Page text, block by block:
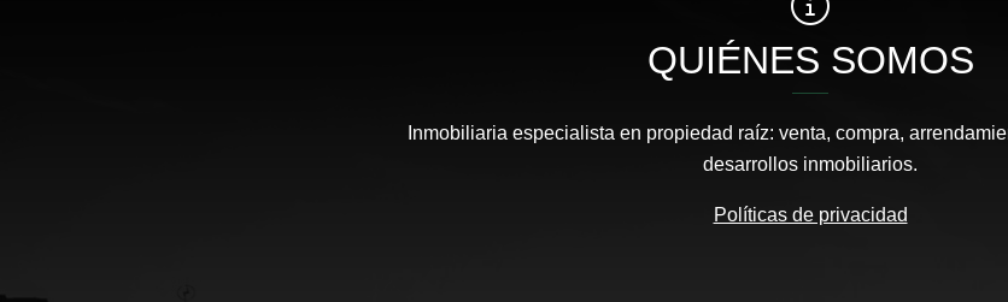
QUIÉNES SOMOS
Inmobiliaria especialista en propiedad raíz: venta, compra,
desarrollos inmobiliarios.
Políticas de privacidad